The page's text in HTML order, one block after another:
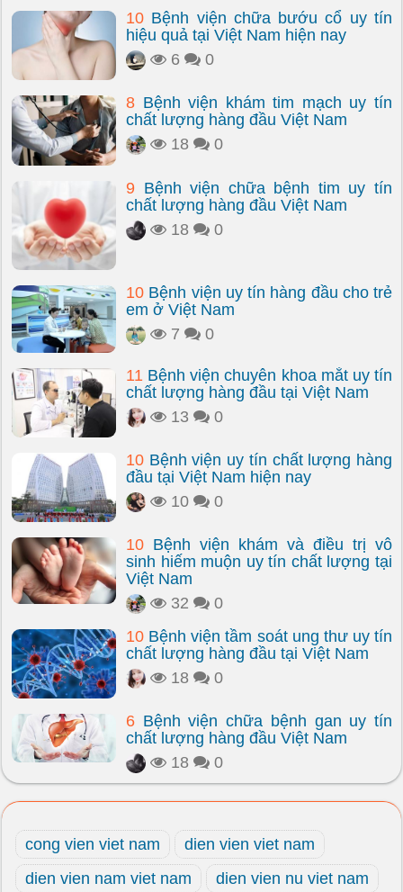
10 Bệnh viện chữa bướu cổ uy tín
hiệu quả tại Việt Nam hiện nay
6
0
8 Bệnh viện khám tim mạch uy tín
chất lượng hàng đầu Việt Nam
18
0
9 Bệnh viện chữa bệnh tim uy tín
chất lượng hàng đầu Việt Nam
18
0
10 Bệnh viện uy tín hàng đầu cho trẻ
em ở Việt Nam
7
0
11 Bệnh viện chuyên khoa mắt uy tín
chất lượng hàng đầu tại Việt Nam
13
0
10 Bệnh viện uy tín chất lượng hàng
đầu tại Việt Nam hiện nay
10
0
10 Bệnh viện khám và điều trị vô
sinh hiếm muộn uy tín chất lượng tại
Việt Nam
32
0
10 Bệnh viện tầm soát ung thư uy tín
chất lượng hàng đầu tại Việt Nam
18
0
6 Bệnh viện chữa bệnh gan uy tín
chất lượng hàng đầu Việt Nam
18
0
cong vien viet nam
dien vien viet nam
dien vien nam viet nam
dien vien nu viet nam